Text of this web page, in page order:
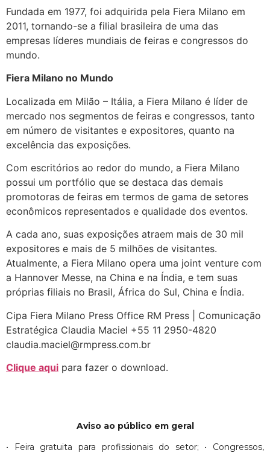
Fundada em 1977, foi adquirida pela Fiera Milano em
2011, tornando-se a filial brasileira de uma das
empresas líderes mundiais de feiras e congressos do
mundo.
Fiera Milano no Mundo
Localizada em Milão – Itália, a Fiera Milano é líder de
mercado nos segmentos de feiras e congressos, tanto
em número de visitantes e expositores, quanto na
excelência das exposições.
Com escritórios ao redor do mundo, a Fiera Milano
possui um portfólio que se destaca das demais
promotoras de feiras em termos de gama de setores
econômicos representados e qualidade dos eventos.
A cada ano, suas exposições atraem mais de 30 mil
expositores e mais de 5 milhões de visitantes.
Atualmente, a Fiera Milano opera uma joint venture com
a Hannover Messe, na China e na Índia, e tem suas
próprias filiais no Brasil, África do Sul, China e Índia.
Cipa Fiera Milano Press Office RM Press | Comunicação
Estratégica Claudia Maciel +55 11 2950-4820
claudia.maciel@rmpress.com.br
Clique aqui para fazer o download.
Aviso ao público em geral
• Feira gratuita para profissionais do setor; • Congressos,